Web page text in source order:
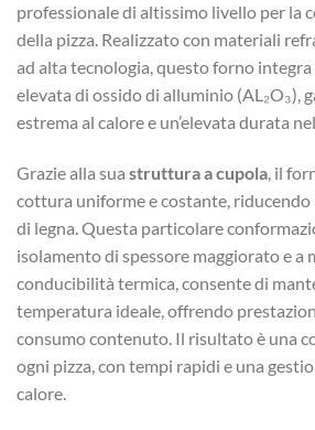
professionale di altissimo livello per la
della pizza. Realizzato con materiali
ad alta tecnologia, questo forno
elevata di ossido di alluminio (AL₂O₃),
estrema al calore e un’elevata durata
Grazie alla sua struttura a cupola, il
cottura uniforme e costante,
di legna. Questa particolare
isolamento di spessore maggiorato e a
conducibilità termica, consente di
temperatura ideale, offrendo
consumo contenuto. Il risultato è una
ogni pizza, con tempi rapidi e una
calore.